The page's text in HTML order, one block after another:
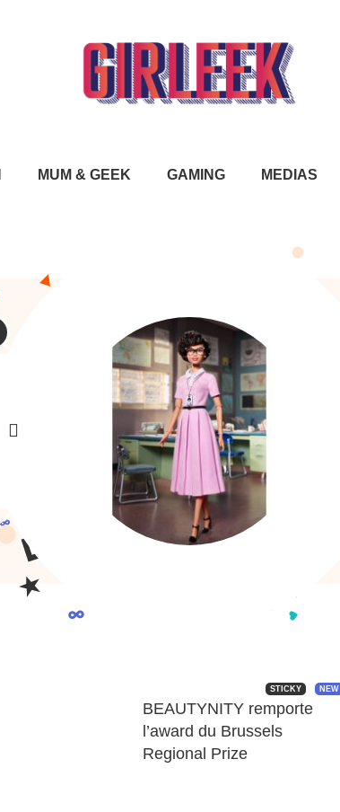
MUM & GEEK GAMING MEDIAS
STICKY NEW
BEAUTYNITY remporte
l’award du Brussels
Regional Prize